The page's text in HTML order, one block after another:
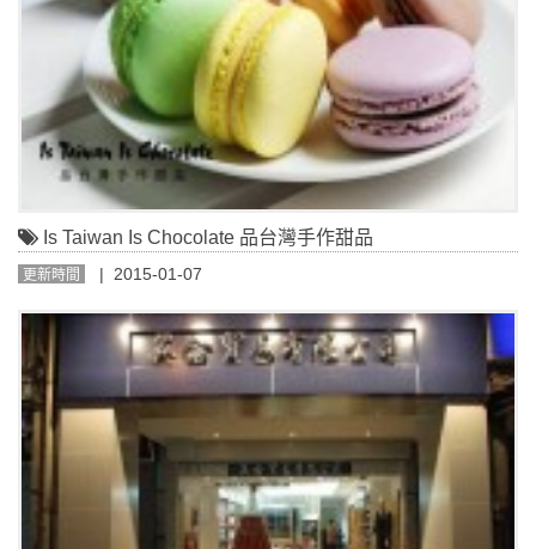
Is Taiwan Is Chocolate 品台灣手作甜品
更新時間 | 2015-01-07